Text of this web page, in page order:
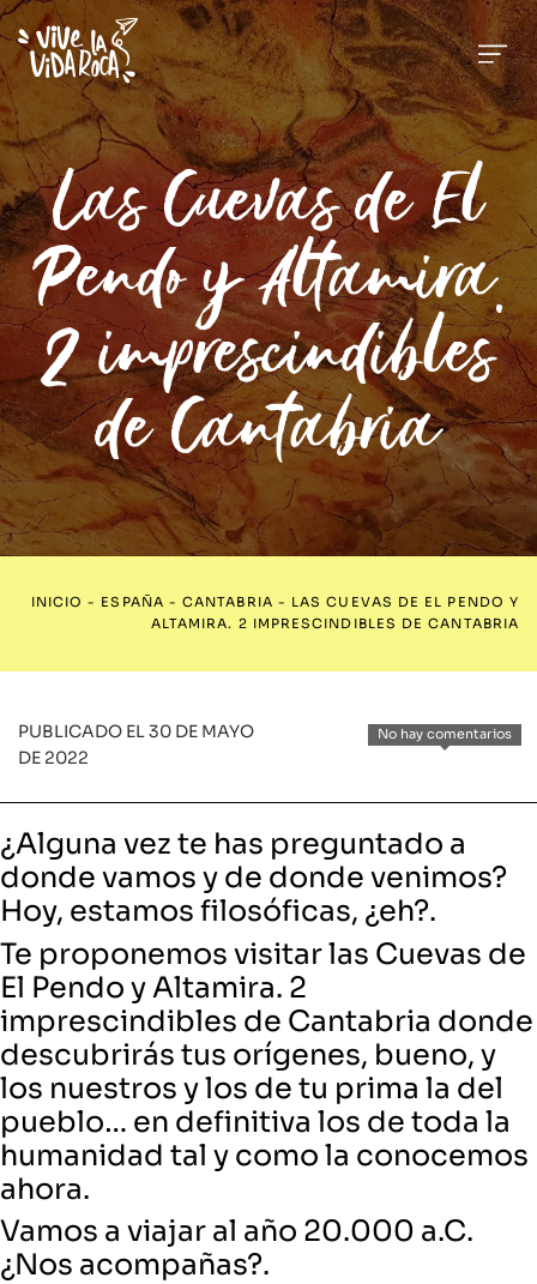
Las Cuevas de El
Pendo y Altamira.
2 imprescindibles
de Cantabria
INICIO - ESPAÑA -CANTABRIA - LAS CUEVAS DE EL PENDO Y
ALTAMIRA. 2 IMPRESCINDIBLES DE CANTABRIA
No hay comentarios
PUBLICADO EL 30 DE MAYO
DE 2022
¿Alguna vez te has preguntado a
donde vamos y de donde venimos?
Hoy, estamos filosóficas, ¿eh?.
Te proponemos visitar las Cuevas de
El Pendo y Altamira. 2
imprescindibles de Cantabria donde
descubrirás tus orígenes, bueno, y
los nuestros y los de tu prima la del
pueblo… en definitiva los de toda la
humanidad tal y como la conocemos
ahora.
Vamos a viajar al año 20.000 a.C.
¿Nos acompañas?.